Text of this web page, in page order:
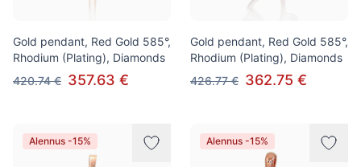
Gold pendant, Red Gold 585°,
Rhodium (Plating), Diamonds
420.74 € 357.63 €
Gold pendant, Red Gold 585°,
Rhodium (Plating), Diamonds
426.77 € 362.75 €
Alennus -15% Alennus -15%